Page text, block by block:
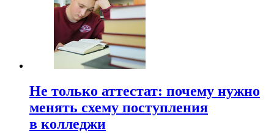
Не только аттестат: почему нужно
менять схему поступления
в колледжи